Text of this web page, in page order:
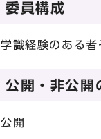
委員構成
学識経験のある
公開・非公開
公開